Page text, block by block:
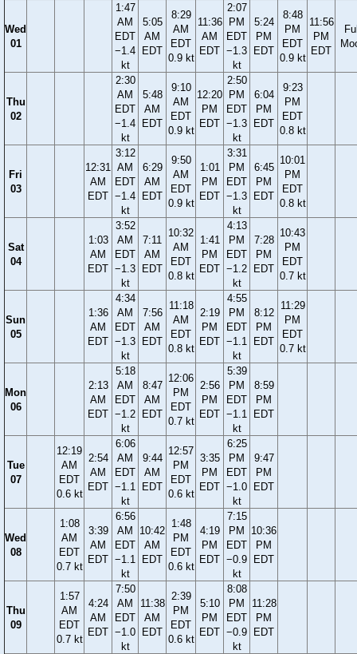
Wed
01
1:47
AM
EDT
−1.4
kt
5:05
AM
EDT
8:29
AM
EDT
0.9 kt
11:36
AM
EDT
2:07
PM
EDT
−1.3
kt
5:24
PM
EDT
8:48
PM
EDT
0.9 kt
11:56
PM
EDT
Thu
02
2:30
AM
EDT
−1.4
kt
5:48
AM
EDT
9:10
AM
EDT
0.9 kt
12:20
PM
EDT
2:50
PM
EDT
−1.3
kt
6:04
PM
EDT
9:23
PM
EDT
0.8 kt
Fri
03
12:31
AM
EDT
3:12
AM
EDT
−1.4
kt
6:29
AM
EDT
9:50
AM
EDT
0.9 kt
1:01
PM
EDT
3:31
PM
EDT
−1.3
kt
6:45
PM
EDT
10:01
PM
EDT
0.8 kt
Sat
04
1:03
AM
EDT
3:52
AM
EDT
−1.3
kt
7:11
AM
EDT
10:32
AM
EDT
0.8 kt
1:41
PM
EDT
4:13
PM
EDT
−1.2
kt
7:28
PM
EDT
10:43
PM
EDT
0.7 kt
Sun
05
1:36
AM
EDT
4:34
AM
EDT
−1.3
kt
7:56
AM
EDT
11:18
AM
EDT
0.8 kt
2:19
PM
EDT
4:55
PM
EDT
−1.1
kt
8:12
PM
EDT
11:29
PM
EDT
0.7 kt
Mon
06
2:13
AM
EDT
5:18
AM
EDT
−1.2
kt
8:47
AM
EDT
12:06
PM
EDT
0.7 kt
2:56
PM
EDT
5:39
PM
EDT
−1.1
kt
8:59
PM
EDT
Tue
07
12:19
AM
EDT
0.6 kt
2:54
AM
EDT
6:06
AM
EDT
−1.1
kt
9:44
AM
EDT
12:57
PM
EDT
0.6 kt
3:35
PM
EDT
6:25
PM
EDT
−1.0
kt
9:47
PM
EDT
Wed
08
1:08
AM
EDT
0.7 kt
3:39
AM
EDT
6:56
AM
EDT
−1.1
kt
10:42
AM
EDT
1:48
PM
EDT
0.6 kt
4:19
PM
EDT
7:15
PM
EDT
−0.9
kt
10:36
PM
EDT
Thu
09
1:57
AM
EDT
0.7 kt
4:24
AM
EDT
7:50
AM
EDT
−1.0
kt
11:38
AM
EDT
2:39
PM
EDT
0.6 kt
5:10
PM
EDT
8:08
PM
EDT
−0.9
kt
11:28
PM
EDT